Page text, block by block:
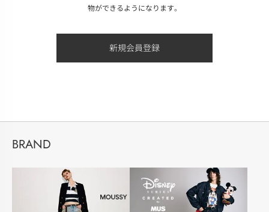
物ができるようになります。
BRAND